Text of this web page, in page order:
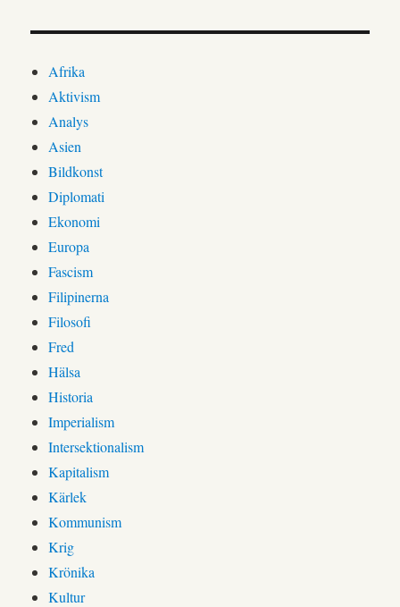
Afrika
Aktivism
Analys
Asien
Bildkonst
Diplomati
Ekonomi
Europa
Fascism
Filipinerna
Filosofi
Fred
Hälsa
Historia
Imperialism
Intersektionalism
Kapitalism
Kärlek
Kommunism
Krig
Krönika
Kultur